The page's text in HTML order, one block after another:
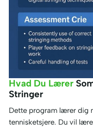
Hvad Du Lærer
Stringer
Dette program lærer dig
tennisketsjere. Du vil